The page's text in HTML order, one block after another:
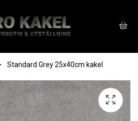
Standard Grey 25x40cm kakel